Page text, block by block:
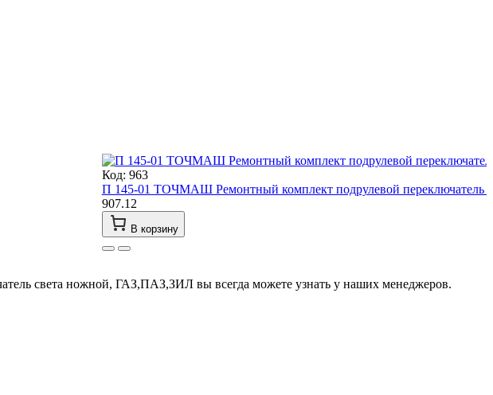
Код: 963
П 145-01 ТОЧМАШ Ремонтный комплект подрулевой переключатель
907.12
В корзину
света ножной, ГАЗ,ПАЗ,ЗИЛ вы всегда можете узнать у наших менеджеров.